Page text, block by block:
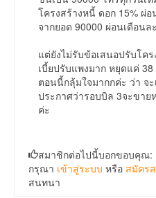
โครงสร้างหนี้ ดอก 15% ผ่อ
จากยอด 90000 ผ่อนเดือน
แต่ยังไม่รับข้อเสนอปรับโค
เบี้ยปรับแพงมาก หยุดแค่
ตอนนี้กลุ้มใจมากกค่ะ ว่า จะ
ประกาศว่ารอบบิล 3จะขาย
ค่ะ
สมาชิกต่อไปนี้บอกขอบคุณ:
กรุณา เข้าสู่ระบบ หรือ สมัคร
สนทนา